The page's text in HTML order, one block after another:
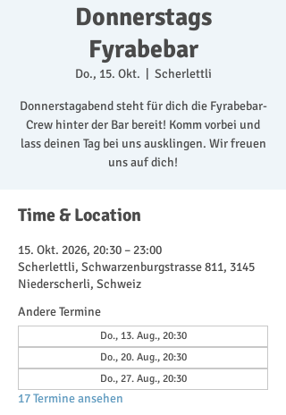
Donnerstags
Fyrabebar
Do., 15. Okt. Scherlettli
Donnerstagabend steht für dich die Fyrabebar-
Crew hinter der Bar bereit! Komm vorbei und
lass deinen Tag bei uns ausklingen. Wir freuen
uns auf dich!
Time & Location
15. Okt. 2026, 20:30 – 23:00
Scherlettli, Schwarzenburgstrasse 811, 3145
Niederscherli, Schweiz
Andere Termine
Do., 13. Aug., 20:30
Do., 20. Aug., 20:30
Do., 27. Aug., 20:30
17 Termine ansehen